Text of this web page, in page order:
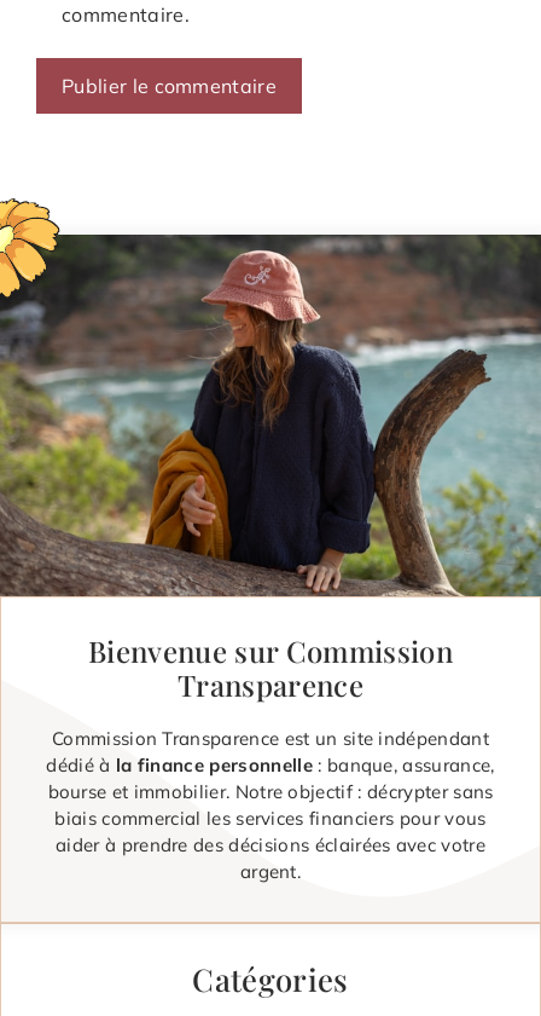
commentaire.
Bienvenue sur Commission
Transparence
Commission Transparence est un site indépendant
dédié à la finance personnelle: banque, assurance,
bourse et immobilier. Notre objectif : décrypter sans
biais commercial les services financiers pour vous
aider à prendre des décisions éclairées avec votre
argent.
Catégories